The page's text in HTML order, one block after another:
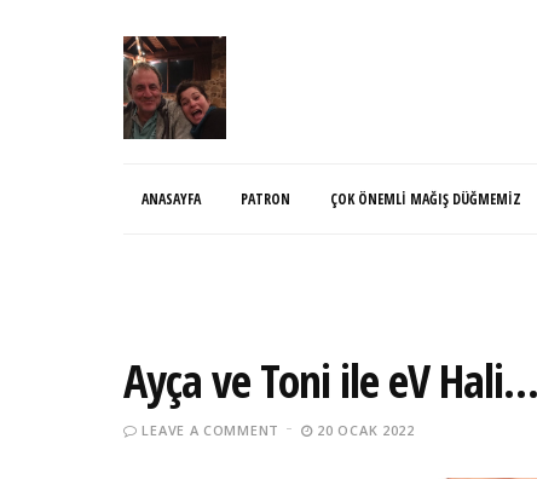
ANASAYFA PATRON ÇOK ÖNEMLI MAĞIŞ DÜĞMEMIZ
Ayça ve Toni ile eV
LEAVE A COMMENT 20 OCAK 2022